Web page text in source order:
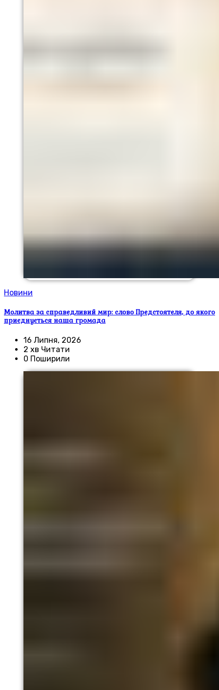
Новини
Молитва за справедливий мир: слово Предстоятеля, до якого
приєднується наша громада
16 Липня, 2026
2 хв Читати
0 Поширили